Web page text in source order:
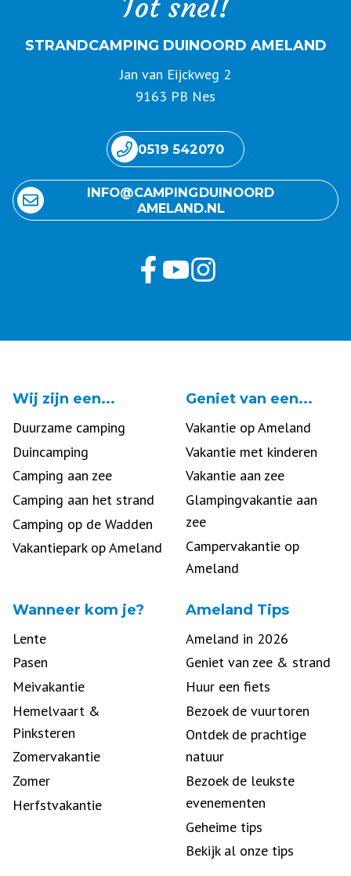
Tot snel!
STRANDCAMPING DUINOORD AMELAND
Jan van Eijckweg 2
9163 PB Nes
0519 542070
INFO@ CAMPING DUINOORD
AMELAND.NL
Wij zijn een...
Duurzame camping
Duincamping
Camping aan zee
Camping aan het strand
Camping op de Wadden
Vakantiepark op Ameland
Geniet van een...
Vakantie op Ameland
Vakantie met kinderen
Vakantie aan zee
Glampingvakantie aan
zee
Campervakantie op
Ameland
Wanneer kom je?
Lente
Pasen
Meivakantie
Hemelvaart &
Pinksteren
Zomervakantie
Zomer
Herfstvakantie
Ameland Tips
Ameland in 2026
Geniet van zee & strand
Huur een fiets
Bezoek de vuurtoren
Ontdek de prachtige
natuur
Bezoek de leukste
evenementen
Geheime tips
Bekijk al onze tips